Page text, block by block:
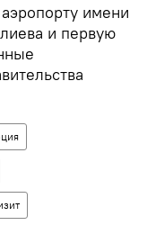
имени
и первую